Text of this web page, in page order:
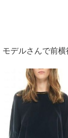
モデルさんで前横